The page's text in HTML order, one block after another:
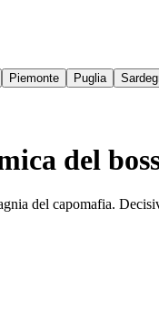
Piemonte Puglia
del
del capomafia.